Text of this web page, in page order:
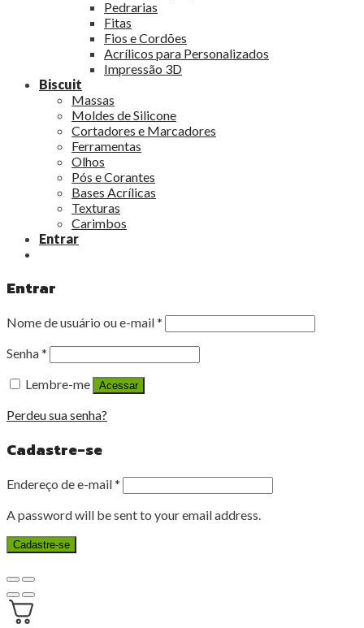
Pedrarias
Fitas
Fios e Cordões
Acrílicos para Personalizados
Impressão 3D
Biscuit
Massas
Moldes de Silicone
Cortadores e Marcadores
Ferramentas
Olhos
Pós e Corantes
Bases Acrílicas
Texturas
Carimbos
Entrar
Entrar
Nome de usuário ou e-mail*
Senha*
Lembre-me
Acessar
Perdeu sua senha?
Cadastre-se
Endereço de e-mail*
A password will be sent to your email address.
Cadastre-se